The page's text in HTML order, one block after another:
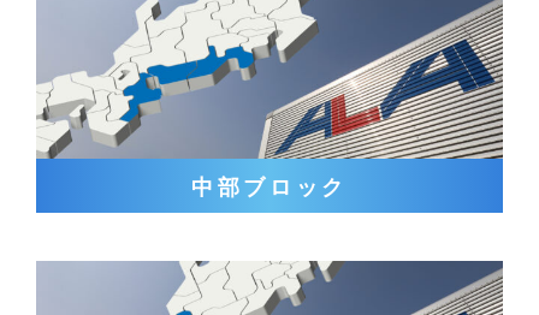
中部ブロック